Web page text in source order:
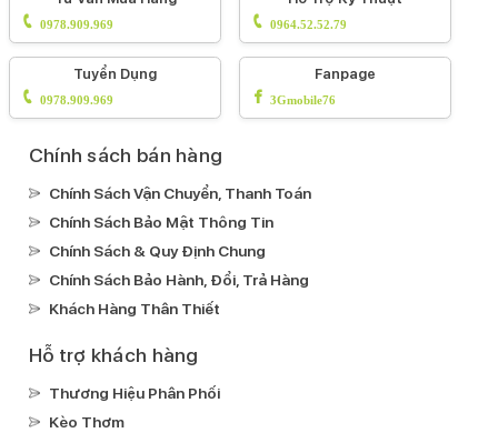
0978.909.969 0964.52.52.79
Tuyển Dụng
0978.909.969
Fanpage
3Gmobile76
Chính sách bán hàng
Chính Sách Vận Chuyển, Thanh Toán
Chính Sách Bảo Mật Thông Tin
Chính Sách & Quy Định Chung
Chính Sách Bảo Hành, Đổi, Trả Hàng
Khách Hàng Thân Thiết
Hỗ trợ khách hàng
Thương Hiệu Phân Phối
Kèo Thơm